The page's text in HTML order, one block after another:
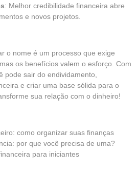
: Melhor credibilidade financeira abre
e novos projetos.
o nome é um processo que exige
os benefícios valem o esforço. Com
pode sair do endividamento,
e criar uma base sólida para o
sua relação com o dinheiro!
como organizar suas finanças
por que você precisa de uma?
para iniciantes